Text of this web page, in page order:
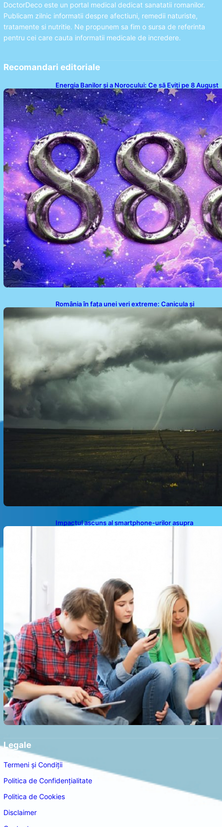
DoctorDeco este un portal medical dedicat sanatatii romanilor.
Publicam zilnic informatii despre afectiuni, remedii naturiste,
tratamente si nutritie. Ne propunem sa fim o sursa de referinta
pentru cei care cauta informatii medicale de incredere.
Recomandari editoriale
Energia Banilor și a Norocului: Ce să Eviți pe 8 August
pentru a Nu Bloca Fluxul Prosperității
România în fața unei veri extreme: Canicula și
Impactul ascuns al smartphone-urilor asupra
Legale
Termeni și Condiții
Politica de Confidențialitate
Politica de Cookies
Disclaimer